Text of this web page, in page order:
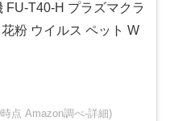
FU-T40-H プラズマクラ
粉 ウイルス ペット W
点 Amazon調べ-詳細)